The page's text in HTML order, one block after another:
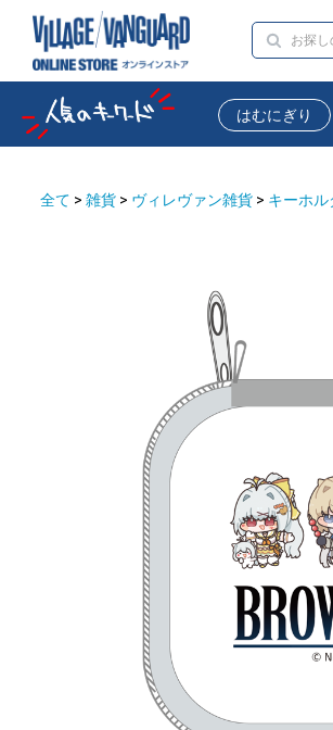
はむにぎり
全て > 雑貨 > ヴィレヴァン雑貨 > キーホル